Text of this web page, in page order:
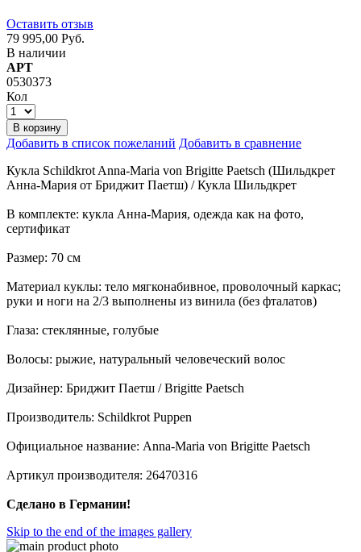
Оставить отзыв
79 995,00 Руб.
В наличии
АРТ
0530373
Кол
В корзину
Добавить в список пожеланий Добавить в сравнение
Кукла Schildkrot Anna-Maria von Brigitte Paetsch (Шильдкрет
Анна-Мария от Бриджит Паетш) / Кукла Шильдкрет
В комплекте: кукла Анна-Мария, одежда как на фото,
сертификат
Размер: 70 см
Материал куклы: тело мягконабивное, проволочный каркас;
руки и ноги на 2/3 выполнены из винила (без фталатов)
Глаза: стеклянные, голубые
Волосы: рыжие, натуральный человеческий волос
Дизайнер: Бриджит Паетш / Brigitte Paetsch
Производитель: Schildkrot Puppen
Официальное название: Anna-Maria von Brigitte Paetsch
Артикул производителя: 26470316
Сделано в Германии!
Skip to the end of the images gallery